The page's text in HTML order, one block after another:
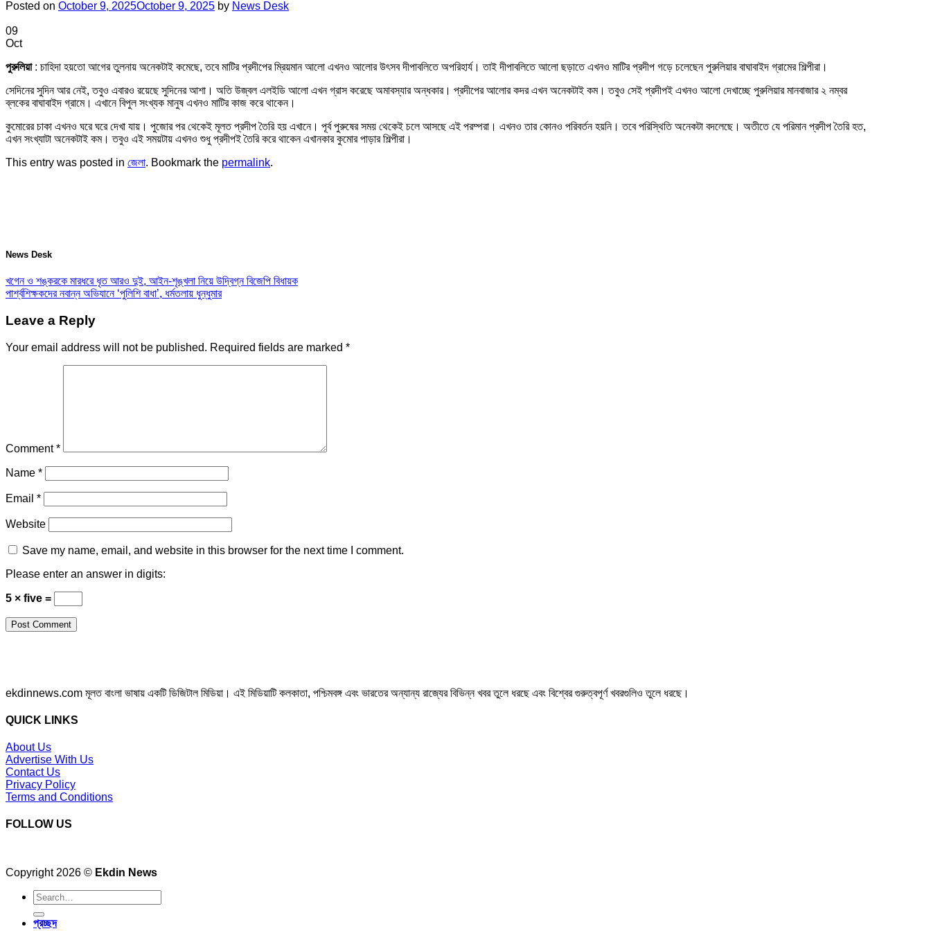
Posted on October 9, 2025October 9, 2025 by News Desk
09
Oct
পুরুলিয়া : চাহিদা হয়তো আগের তুলনায় অনেকটাই কমেছে, তবে মাটির প্রদীপের ম্রিয়মান আলো এখনও আলোর উৎসব দীপাবলিতে অপরিহার্য। তাই দীপাবলিতে আলো ছড়াতে এখনও মাটির প্রদীপ গড়ে চলেছেন পুরুলিয়ার বাঘাবাইদ গ্রামের শিল্পীরা।
সেদিনের সুদিন আর নেই, তবুও এবারও রয়েছে সুদিনের আশা। অতি উজ্বল এলইডি আলো এখন গ্রাস করেছে অমাবস্যার অন্ধকার। প্রদীপের আলোর কদর এখন অনেকটাই কম। তবুও সেই প্রদীপই এখনও আলো দেখাচ্ছে পুরুলিয়ার মানবাজার ২ নম্বর
ব্লকের বাঘাবাইদ গ্রামে। এখানে বিপুল সংখ্যক মানুষ এখনও মাটির কাজ করে থাকেন।
কুমোরের চাকা এখনও ঘরে ঘরে দেখা যায়। পুজোর পর থেকেই মূলত প্রদীপ তৈরি হয় এখানে। পূর্ব পুরুষের সময় থেকেই চলে আসছে এই পরম্পরা। এখনও তার কোনও পরিবর্তন হয়নি। তবে পরিস্থিতি অনেকটা বদলেছে। অতীতে যে পরিমান প্রদীপ তৈরি হত,
এখন সংখ্যাটা অনেকটাই কম। তবুও এই সময়টায় এখনও শুধু প্রদীপই তৈরি করে থাকেন এখানকার কুমোর পাড়ার শিল্পীরা।
This entry was posted in জেলা. Bookmark the permalink.
News Desk
খগেন ও শঙ্করকে মারধরে ধৃত আরও দুই, আইন-শৃঙ্খলা নিয়ে উদ্বিগ্ন বিজেপি বিধায়ক
পার্শ্বশিক্ষকদের নবান্ন অভিযানে ‘পুলিশি বাধা’, ধর্মতলায় ধুন্ধুমার
Leave a Reply
Your email address will not be published. Required fields are marked *
Comment*
Name *
Email *
Website
Save my name, email, and website in this browser for the next time I comment.
Please enter an answer in digits:
5 × five =
ekdinnews.com মূলত বাংলা ভাষায় একটি ডিজিটাল মিডিয়া। এই মিডিয়াটি কলকাতা, পশ্চিমবঙ্গ এবং ভারতের অন্যান্য রাজ্যের বিভিন্ন খবর তুলে ধরছে এবং বিশ্বের গুরুত্বপূর্ণ খবরগুলিও তুলে ধরছে।
QUICK LINKS
About Us
Advertise With Us
Contact Us
Privacy Policy
Terms and Conditions
FOLLOW US
Copyright 2026 © Ekdin News
প্রচ্ছদ